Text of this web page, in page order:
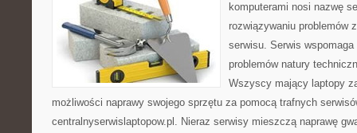
komputerami nosi nazwę
rozwiązywaniu problemów
serwisu. Serwis
problemów natury
Wszyscy mający laptopy
możliwości naprawy swojego sprzętu za pomocą trafnych
centralnyserwislaptopow.pl. Nieraz serwisy mieszczą naprawę